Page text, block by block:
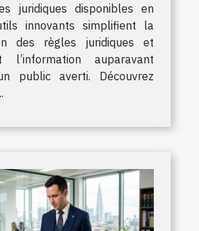
juridiques disponibles en
innovants simplifient la
des règles juridiques et
l’information auparavant
public averti. Découvrez